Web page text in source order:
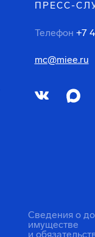
ПРЕСС-
Телефон +7
mc@miee.ru
Сведения о
имуществе
и